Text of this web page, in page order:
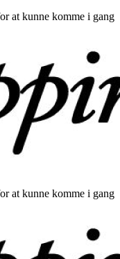
at kunne komme i gang
at kunne komme i gang